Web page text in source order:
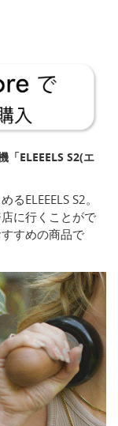
「ELEEELS S2(エ
ELEEELS S2。
に行くことがで
すめの商品で